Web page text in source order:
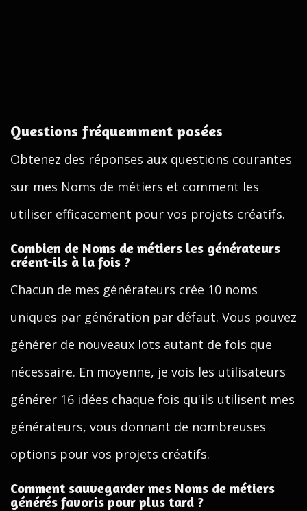
Questions fréquemment posées
Obtenez des réponses aux questions courantes
sur mes Noms de métiers et comment les
utiliser efficacement pour vos projets créatifs.
Combien de Noms de métiers les générateurs
créent-ils à la fois ?
Chacun de mes générateurs crée 10 noms
uniques par génération par défaut. Vous pouvez
générer de nouveaux lots autant de fois que
nécessaire. En moyenne, je vois les utilisateurs
générer 16 idées chaque fois qu'ils utilisent mes
générateurs, vous donnant de nombreuses
options pour vos projets créatifs.
Comment sauvegarder mes Noms de métiers
générés favoris pour plus tard ?